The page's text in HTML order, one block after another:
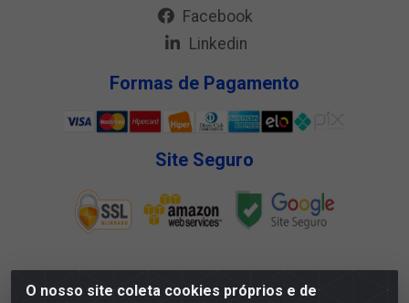
O nosso site coleta cookies próprios e de
Facebook
Linkedin
Formas de Pagamento
Site Seguro